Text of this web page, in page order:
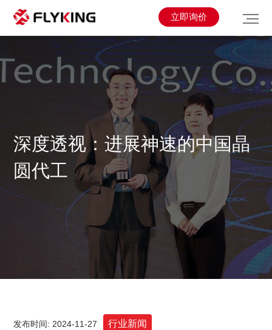
立即询价
深度透视：进展神速的中国晶
圆代工
发布时间: 2024-11-27 行业新闻